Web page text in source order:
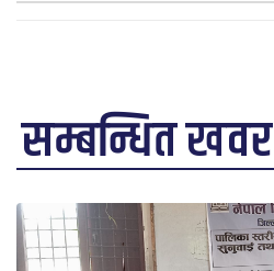
सम्बन्धित खवर